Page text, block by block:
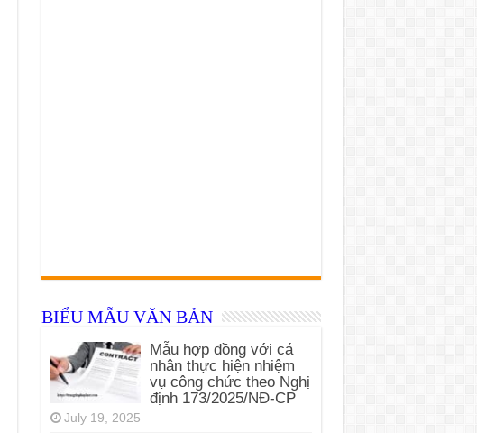
BIỂU MẪU VĂN BẢN
Mẫu hợp đồng với cá
nhân thực hiện nhiệm
vụ công chức theo Nghị
định 173/2025/NĐ-CP
July 19, 2025